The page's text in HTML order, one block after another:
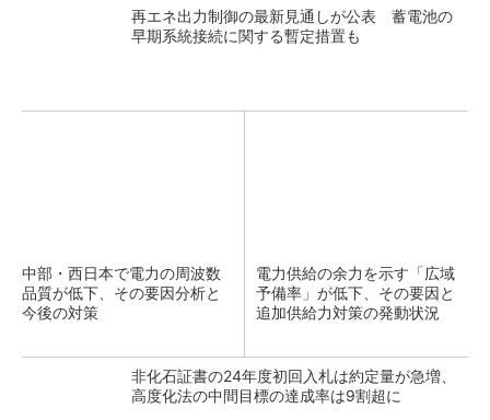
再エネ出力制御の最新見通しが公表 蓄電池の
早期系統接続に関する暫定措置も
中部・西日本で電力の周波数
品質が低下、その要因分析と
今後の対策
電力供給の余力を示す「広域
予備率」が低下、その要因と
追加供給力対策の発動状況
非化石証書の24年度初回入札は約定量が急増、
高度化法の中間目標の達成率は9割超に